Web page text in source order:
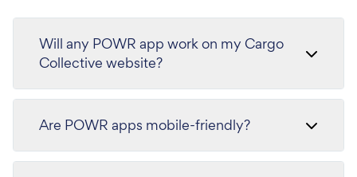
Will any POWR app work on my Cargo
Collective website?
Are POWR apps mobile-friendly?